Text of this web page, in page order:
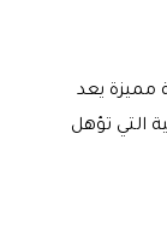
مميزة يعد
التي تؤهل